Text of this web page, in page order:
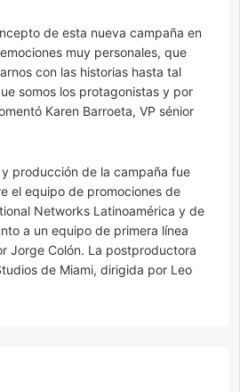
de esta nueva campaña en
muy personales, que
con las historias hasta tal
somos los protagonistas y por
Karen Barroeta, VP sénior
producción de la campaña fue
el equipo de promociones de
Networks Latinoamérica y de
a un equipo de primera línea
Jorge Colón. La postproductora
de Miami, dirigida por Leo